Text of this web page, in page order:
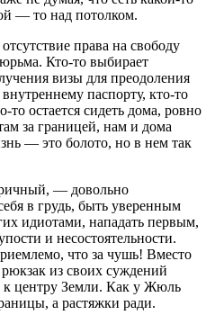
— то над потолком.
права на свободу
Кто-то выбирает
визы для преодоления
паспорту, кто-то
то остается сидеть дома, ровно
за границей, нам и дома
— это болото, но в нем так
— довольно
в грудь, быть уверенным
идиотами, нападать первым,
и несостоятельности.
что за чушь! Вместо
из своих суждений
к центру Земли. Как у Жюль
а растяжки ради.